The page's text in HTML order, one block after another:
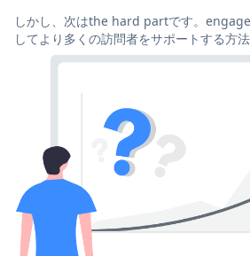
しかし、次はthe hard partです。
してより多くの訪問者をサポートする方